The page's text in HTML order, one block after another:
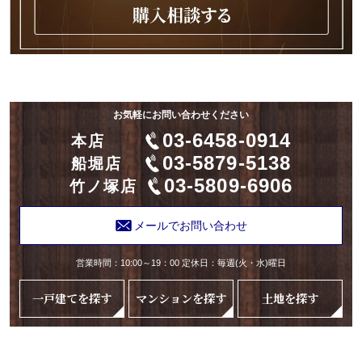
お気軽にお問い合わせください
本店 03-6458-0914
船堀店 03-5879-5138
竹ノ塚店 03-5809-6906
メールでお問い合わせ
営業時間：10:00～19：00 定休日：毎週(火・水)曜日
一戸建てを探す マンションを探す 土地を探す